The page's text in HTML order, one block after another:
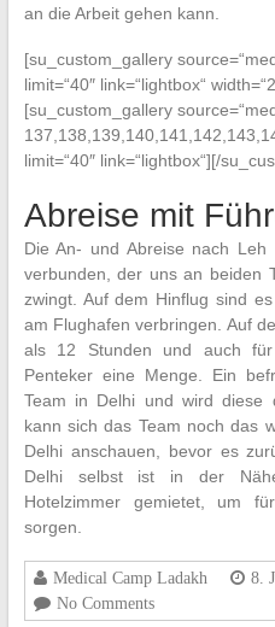
an die Arbeit gehen kann.
[su_custom_gallery
limit=“40″ link=“lightbox“
[su_custom_gallery
limit=“40″ link=“lightbox“][/
Abreise mit
Die An- und Abreise nach
verbunden, der uns an beiden
zwingt. Auf dem Hinflug sind
am Flughafen verbringen. Auf
als 12 Stunden und auch
Penteker eine Menge. Ein
Team in Delhi und wird diese
kann sich das Team noch das
Delhi anschauen, bevor es
Delhi selbst ist in der
Hotelzimmer gemietet, um
sorgen.
Medical Camp Ladakh 8.
No Comments